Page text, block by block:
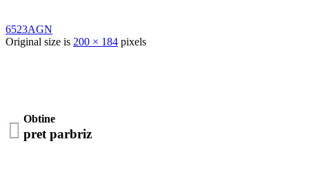
6523AGN
Original size is 200 × 184 pixels
 Obtine
pret parbriz